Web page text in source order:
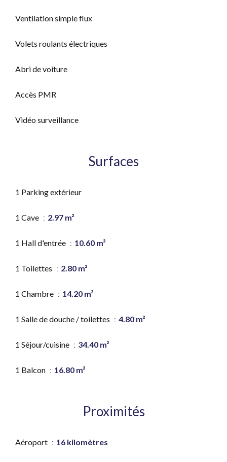
Ventilation simple flux
Volets roulants électriques
Abri de voiture
Accès PMR
Vidéo surveillance
Surfaces
1 Parking extérieur
1 Cave 2.97 m²
1 Hall d'entrée 10.60 m²
1 Toilettes 2.80 m²
1 Chambre 14.20 m²
1 Salle de douche / toilettes 4.80 m²
1 Séjour/cuisine 34.40 m²
1 Balcon 16.80 m²
Proximités
Aéroport 16 kilomètres